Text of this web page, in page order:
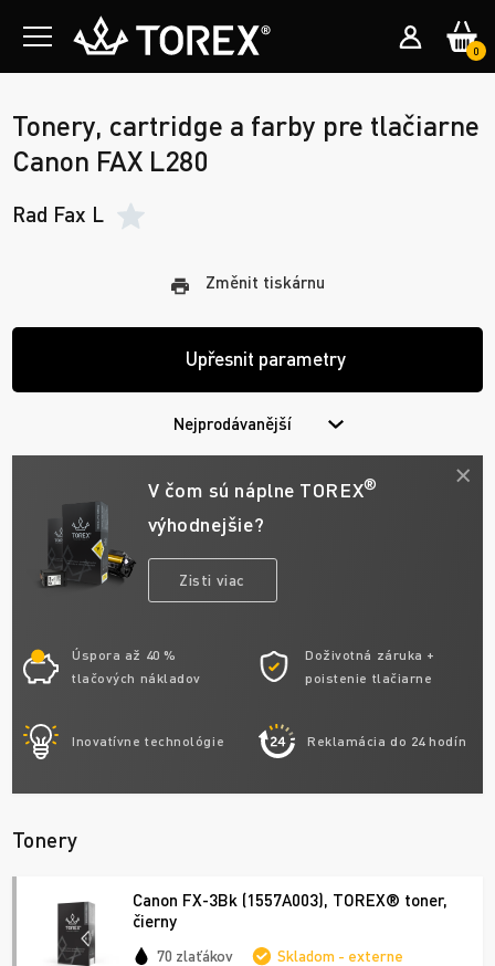
0
Tonery, cartridge a farby pre tlačiarne
Canon FAX L280
Rad Fax L
Změnit tiskárnu
Upřesnit parametry
Nejprodávanější
V čom sú náplne TOREX®
výhodnejšie?
Zisti viac
Úspora až 40 %
tlačových nákladov
Doživotná záruka +
poistenie tlačiarne
Inovatívne technológie Reklamácia do 24 hodín
Tonery
Canon FX-3Bk (1557A003), TOREX® toner,
čierny
70 zlaťákov Skladom - externe